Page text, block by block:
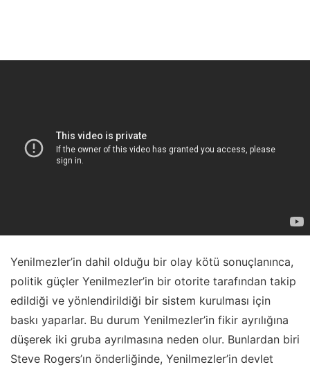
Yenilmezler’in dahil olduğu bir olay kötü sonuçlanınca,
politik güçler Yenilmezler’in bir otorite tarafından takip
edildiği ve yönlendirildiği bir sistem kurulması için
baskı yaparlar. Bu durum Yenilmezler’in fikir ayrılığına
düşerek iki gruba ayrılmasına neden olur. Bunlardan biri
Steve Rogers’ın önderliğinde, Yenilmezler’in devlet